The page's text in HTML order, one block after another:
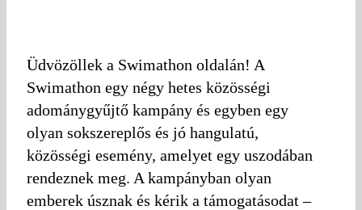
Üdvözöllek a Swimathon oldalán! A
Swimathon egy négy hetes közösségi
adománygyűjtő kampány és egyben egy
olyan sokszereplős és jó hangulatú,
közösségi esemény, amelyet egy uszodában
rendeznek meg. A kampányban olyan
emberek úsznak és kérik a támogatásodat –